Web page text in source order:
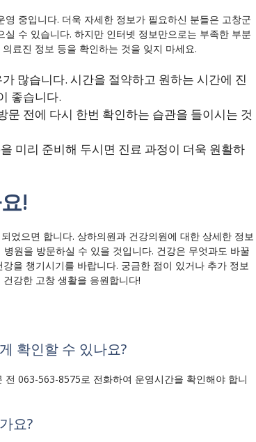
중입니다. 더욱 자세한 정보가 필요하신 분들은 고창군
수 있습니다. 하지만 인터넷 정보만으로는 부족한 부분
료진 정보 등을 확인하는 것을 잊지 마세요.
많습니다. 시간을 절약하고 원하는 시간에 진
좋습니다.
전에 다시 한번 확인하는 습관을 들이시는 것
미리 준비해 두시면 진료 과정이 더욱 원활하
!
었으면 합니다. 상하의원과 건강의원에 대한 상세한 정보
원을 방문하실 수 있을 것입니다. 건강은 무엇과도 바꿀
을 챙기시기를 바랍니다. 궁금한 점이 있거나 추가 정보
강한 고창 생활을 응원합니다!
확인할 수 있나요?
063-563-8575로 전화하여 운영시간을 확인해야 합니
요?